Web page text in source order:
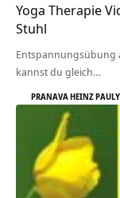
Yoga Therapie
Stuhl
Entspannungsübung
kannst du gleich…
PRANAVA HEINZ PAULY